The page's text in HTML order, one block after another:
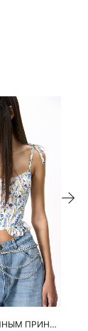
КОРСЕТ С ЦВЕТОЧНЫМ ПРИНТОМ